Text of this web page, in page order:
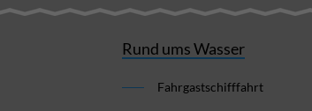
Rund ums Wasser
Fahrgastschifffahrt